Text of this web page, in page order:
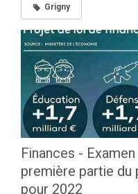
Grigny
Finances -
première partie
pour 2022